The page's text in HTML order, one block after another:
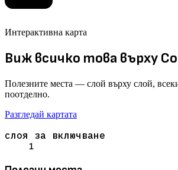
Интерактивна карта
Виж всичко това върху
Полезните места — слой върху слой,
поотделно.
Разгледай картата
слоя за включване
1